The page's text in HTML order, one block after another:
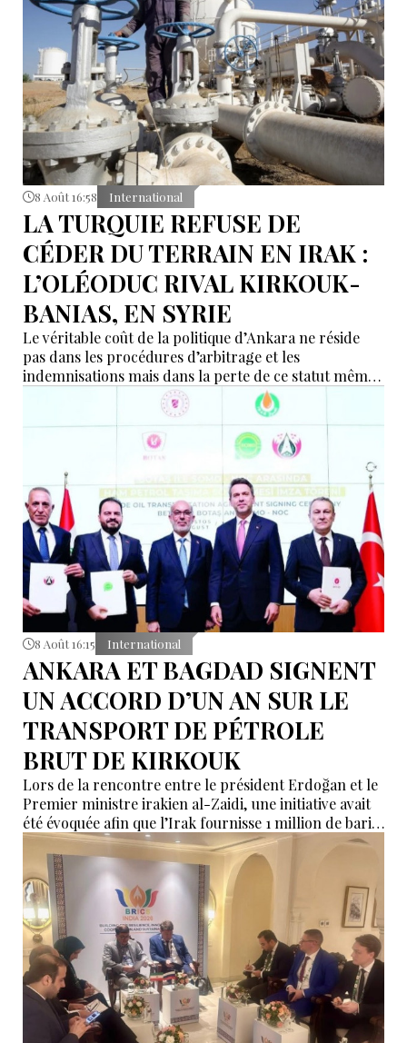
8 Août 16:58 International
LA TURQUIE REFUSE DE
CÉDER DU TERRAIN EN IRAK :
L’OLÉODUC RIVAL KIRKOUK-
BANIAS, EN SYRIE
Le véritable coût de la politique d’Ankara ne réside
pas dans les procédures d’arbitrage et les
indemnisations mais dans la perte de ce statut même
d’« intermédiaire indispensable » que la Turquie a mis
des décennies à construire.
8 Août 16:15 International
ANKARA ET BAGDAD SIGNENT
UN ACCORD D’UN AN SUR LE
TRANSPORT DE PÉTROLE
BRUT DE KIRKOUK
Lors de la rencontre entre le président Erdoğan et le
Premier ministre irakien al-Zaidi, une initiative avait
été évoquée afin que l’Irak fournisse 1 million de barils
de pétrole brut nécessaires aux raffineries turques.